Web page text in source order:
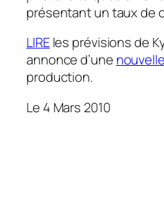
présentant un taux de
LIREles prévisions de
annonce d’une
production.
Le 4 Mars 2010